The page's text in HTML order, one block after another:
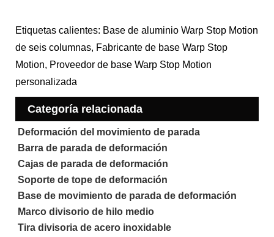
Etiquetas calientes: Base de aluminio Warp Stop Motion
de seis columnas, Fabricante de base Warp Stop
Motion, Proveedor de base Warp Stop Motion
personalizada
Categoría relacionada
Deformación del movimiento de parada
Barra de parada de deformación
Cajas de parada de deformación
Soporte de tope de deformación
Base de movimiento de parada de deformación
Marco divisorio de hilo medio
Tira divisoria de acero inoxidable